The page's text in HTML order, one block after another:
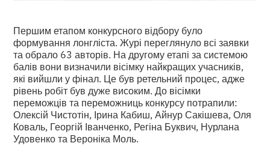
Першим етапом конкурсного відбору було
формування лонгліста. Журі переглянуло всі заявки
та обрало 63 авторів. На другому етапі за системою
балів вони визначили вісімку найкращих учасників,
які вийшли у фінал. Це був ретельний процес, адже
рівень робіт був дуже високим. До вісімки
переможців та переможниць конкурсу потрапили:
Олексій Чистотін, Ірина Кабиш, Айнур Сакішева, Оля
Коваль, Георгій Іванченко, Регіна Буквич, Нурлана
Удовенко та Вероніка Моль.